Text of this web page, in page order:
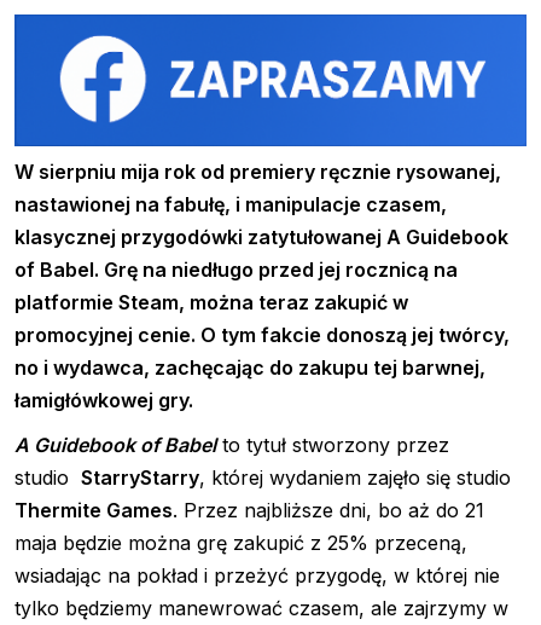
W sierpniu mija rok od premiery ręcznie rysowanej,
nastawionej na fabułę, i manipulacje czasem,
klasycznej przygodówki zatytułowanej A Guidebook
of Babel. Grę na niedługo przed jej rocznicą na
platformie Steam, można teraz zakupić w
promocyjnej cenie. O tym fakcie donoszą jej twórcy,
no i wydawca, zachęcając do zakupu tej barwnej,
łamigłówkowej gry.
A Guidebook of Babelto tytuł stworzony przez
studio StarryStarry, której wydaniem zajęło się studio
Thermite Games. Przez najbliższe dni, bo aż do 21
maja będzie można grę zakupić z 25% przeceną,
wsiadając na pokład i przeżyć przygodę, w której nie
tylko będziemy manewrować czasem, ale zajrzymy w